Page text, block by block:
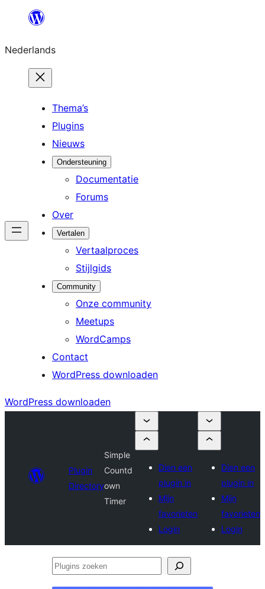
de
inhoud
Nederlands
Thema’s
Plugins
Nieuws
Ondersteuning
Documentatie
Forums
Over
Vertalen
Vertaalproces
Stijlgids
Community
Onze community
Meetups
WordCamps
Contact
WordPress downloaden
WordPress downloaden
Plugin
Directory
Simple
Countd
own
Timer
Dien een
plugin in
Mijn
favorieten
Login
Dien een
plugin in
Mijn
favorieten
Login
Plugins